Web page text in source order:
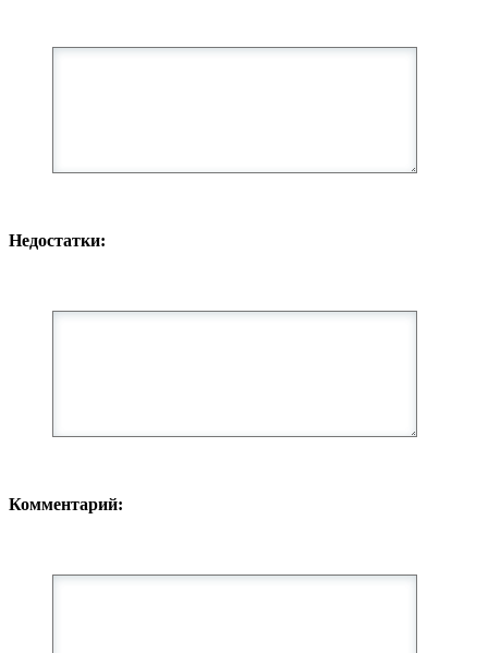
Недостатки:
Комментарий: